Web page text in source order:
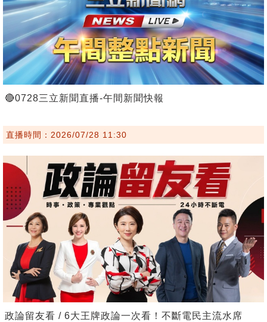
🔴0728三立新聞直播-午間新聞快報
直播時間：2026/07/28 11:30
政論留友看 / 6大王牌政論一次看！不斷電民主流水席